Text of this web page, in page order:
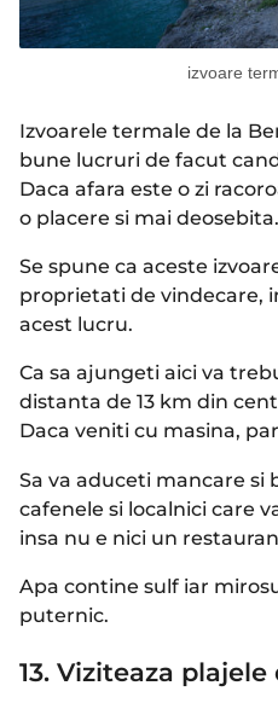
izvoare
Izvoarele termale de la
bune lucruri de facut
Daca afara este o zi
o placere si mai deosebita.
Se spune ca aceste
proprietati de vindecare,
acest lucru.
Ca sa ajungeti aici va
distanta de 13 km din
Daca veniti cu masina,
Sa va aduceti mancare si
cafenele si localnici care
insa nu e nici un
Apa contine sulf iar
puternic.
13. Viziteaza